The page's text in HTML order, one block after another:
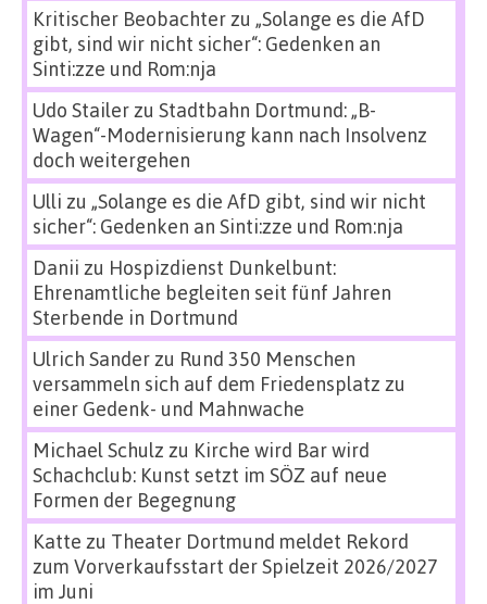
Kritischer Beobachterzu „Solange es die AfD
gibt, sind wir nicht sicher“: Gedenken an
Sinti:zze und Rom:nja
Udo Stailerzu Stadtbahn Dortmund: „B-
Wagen“-Modernisierung kann nach Insolvenz
doch weitergehen
Ulli zu „Solange es die AfD gibt, sind wir nicht
sicher“: Gedenken an Sinti:zze und Rom:nja
Danii zu Hospizdienst Dunkelbunt:
Ehrenamtliche begleiten seit fünf Jahren
Sterbende in Dortmund
Ulrich Sanderzu Rund 350 Menschen
versammeln sich auf dem Friedensplatz zu
einer Gedenk- und Mahnwache
Michael Schulz zu Kirche wird Bar wird
Schachclub: Kunst setzt im SÖZ auf neue
Formen der Begegnung
Katte zu Theater Dortmund meldet Rekord
zum Vorverkaufsstart der Spielzeit 2026/2027
im Juni